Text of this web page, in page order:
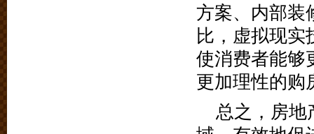
方案、内部装
比，虚拟现实
使消费者能够
更加理性的购
总之，房地